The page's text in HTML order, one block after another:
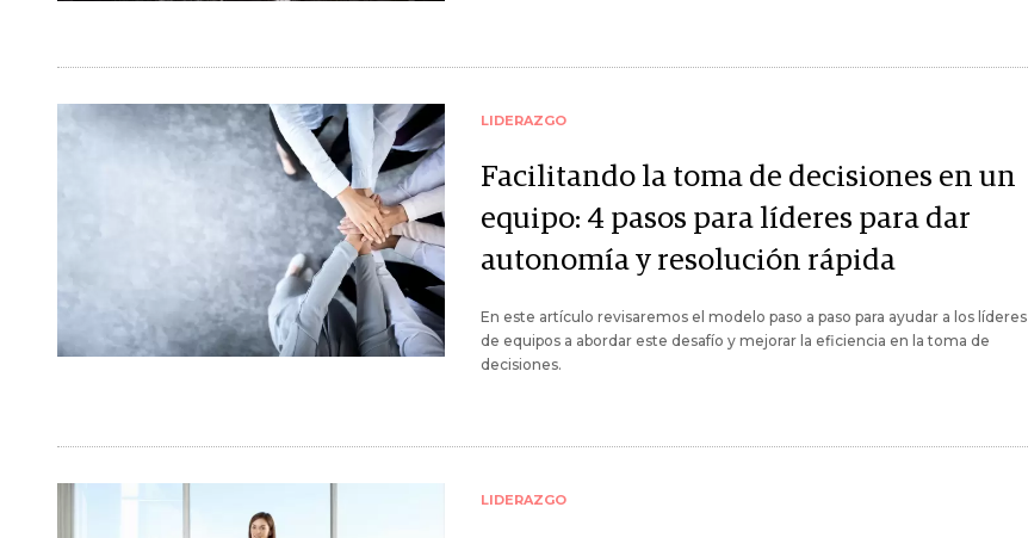
LIDERAZGO
Facilitando la toma de decisiones en un
equipo: 4 pasos para líderes para dar
autonomía y resolución rápida
En este artículo revisaremos el modelo paso a paso para ayudar a los líderes
de equipos a abordar este desafío y mejorar la eficiencia en la toma de
decisiones.
LIDERAZGO